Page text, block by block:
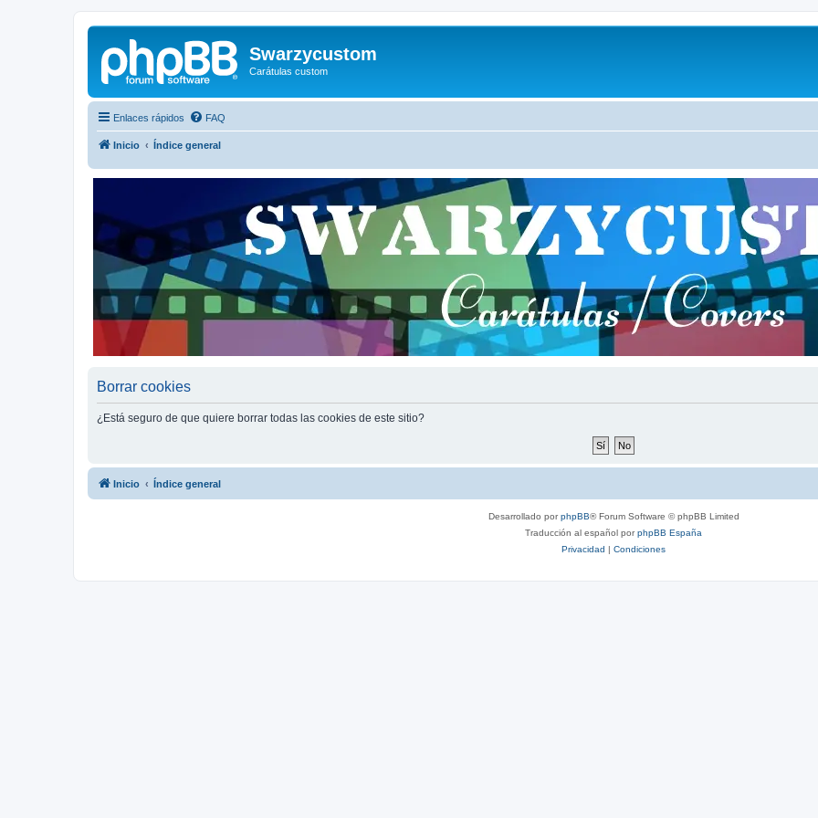
Swarzycustom
Carátulas custom
Enlaces rápidos FAQ
Inicio Índice general
Borrar cookies
¿Está seguro de que quiere borrar todas las cookies de este sitio?
Inicio Índice general
Desarrollado porphpBB® Forum Software © phpBB Limited
Traducción al español porphpBB España
Privacidad | Condiciones